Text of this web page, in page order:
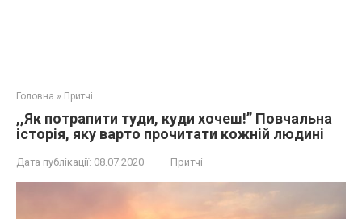
Головна » Притчі
,,Як потрапити туди, куди хочеш!” Повчальна
історія, яку варто прочитати кожній людині
Дата публікації: 08.07.2020 Притчі